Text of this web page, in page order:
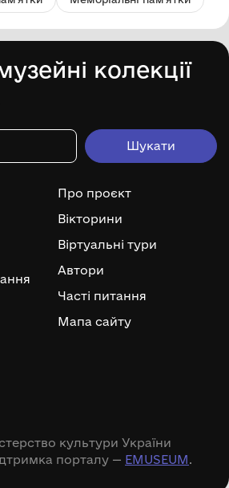
колекції
Про проєкт
Вікторини
Віртуальні тури
Автори
Часті питання
Мапа сайту
культури України
порталу — EMUSEUM.